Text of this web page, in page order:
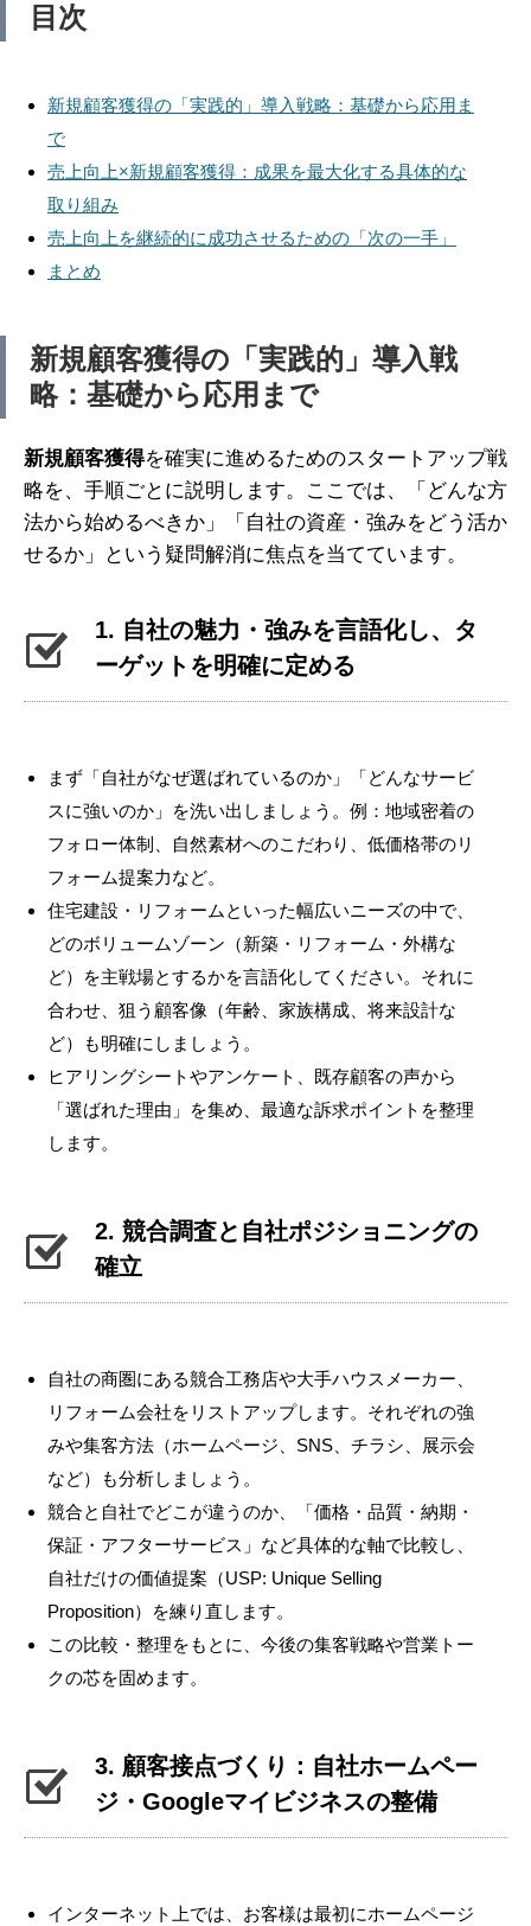
目次
新規顧客獲得の「実践的」導入戦略：基礎から応用ま
で
売上向上×新規顧客獲得：成果を最大化する具体的な
取り組み
売上向上を継続的に成功させるための「次の一手」
まとめ
新規顧客獲得の「実践的」導入戦
略：基礎から応用まで
新規顧客獲得を確実に進めるためのスタートアップ戦
略を、手順ごとに説明します。ここでは、「どんな方
法から始めるべきか」「自社の資産・強みをどう活か
せるか」という疑問解消に焦点を当てています。
1. 自社の魅力・強みを言語化し、タ
ーゲットを明確に定める
まず「自社がなぜ選ばれているのか」「どんなサービ
スに強いのか」を洗い出しましょう。例：地域密着の
フォロー体制、自然素材へのこだわり、低価格帯のリ
フォーム提案力など。
住宅建設・リフォームといった幅広いニーズの中で、
どのボリュームゾーン（新築・リフォーム・外構な
ど）を主戦場とするかを言語化してください。それに
合わせ、狙う顧客像（年齢、家族構成、将来設計な
ど）も明確にしましょう。
ヒアリングシートやアンケート、既存顧客の声から
「選ばれた理由」を集め、最適な訴求ポイントを整理
します。
2. 競合調査と自社ポジショニングの
確立
自社の商圏にある競合工務店や大手ハウスメーカー、
リフォーム会社をリストアップします。それぞれの強
みや集客方法（ホームページ、SNS、チラシ、展示会
など）も分析しましょう。
競合と自社でどこが違うのか、「価格・品質・納期・
保証・アフターサービス」など具体的な軸で比較し、
自社だけの価値提案（USP: Unique Selling
Proposition）を練り直します。
この比較・整理をもとに、今後の集客戦略や営業トー
クの芯を固めます。
3. 顧客接点づくり：自社ホームペー
ジ・Googleマイビジネスの整備
インターネット上では、お客様は最初にホームページ